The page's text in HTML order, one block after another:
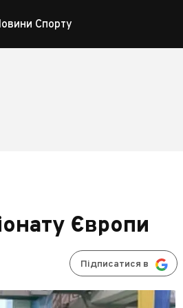
Спорту
Європи
Підписатися в